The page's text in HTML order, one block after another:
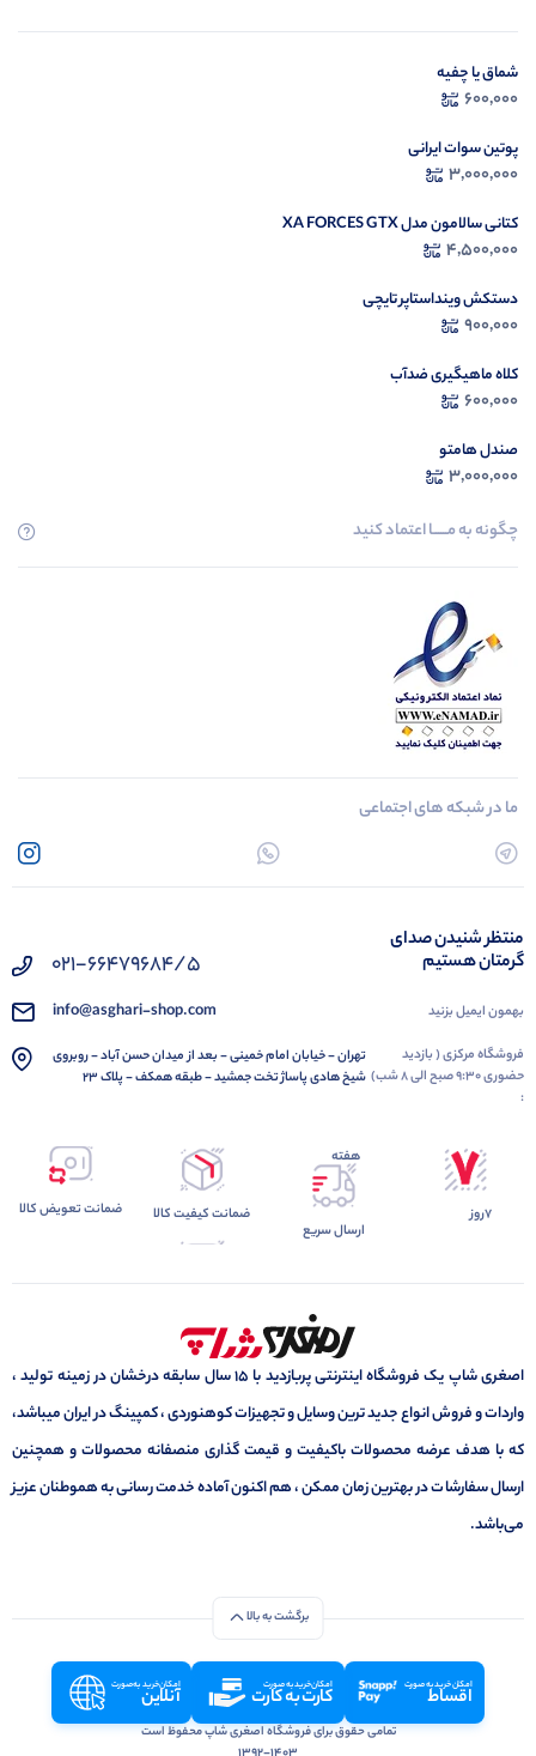
شماق یا چفیه
600,000
پوتین سوات ایرانی
3,000,000
کتانی سالامون مدل XA FORCES GTX
4,500,000
دستکش وینداستاپر تایچی
900,000
کلاه ماهیگیری ضدآب
600,000
صندل هامتو
3,000,000
چگونه به مــــــا اعتماد کنید
ما در شبکه های اجتماعی
منتظر شنیدن صدای
گرمتان هستیم
بهمون ایمیل بزنید
فروشگاه مرکزی ( بازدید
حضوری 9:30 صبح الی 8 شب)
:
021-66479684/5
info@asghari-shop.com
تهران - خیابان امام خمینی - بعد از میدان حسن آباد - روبروی
شیخ هادی پاساژ تخت جمشید - طبقه همکف - پلاک 23
7روز
هفته
ارسال سریع
ضمانت کیفیت کالا ضمانت تعویض کالا
اصغری شاپ یک فروشگاه اینترنتی پربازدید با 15 سال سابقه درخشان در زمینه تولید ،
واردات و فروش انواع جدید ترین وسایل و تجهیزات کوهنوردی ، کمپینگ در ایران میباشد،
که با هدف عرضه محصولات باکیفیت و قیمت گذاری منصفانه محصولات و همچنین
ارسال سفارشات در بهترین زمان ممکن ، هم اکنون آماده خدمت رسانی به هموطنان عزیز
می‌باشد.
برگشت به بالا
امکان خرید به صورت
اقساط امکان خرید به صورت
کارت به کارت امکان خرید به صورت
آنلاین
تمامی حقوق برای فروشگاه اصغری شاپ محفوظ است